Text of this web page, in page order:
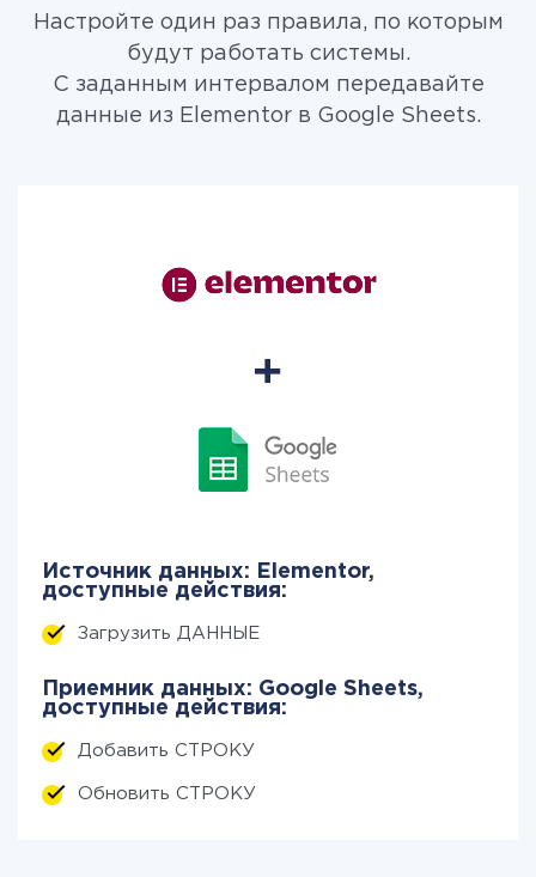
Настройте один раз правила, по которым
будут работать системы.
С заданным интервалом передавайте
данные из Elementor в Google Sheets.
Источник данных: Elementor,
доступные действия:
Загрузить ДАННЫЕ
Приемник данных: Google Sheets,
доступные действия:
Добавить СТРОКУ
Обновить СТРОКУ